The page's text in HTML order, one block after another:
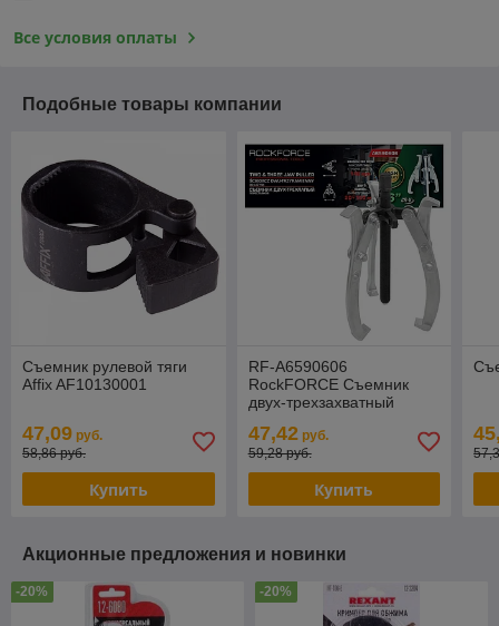
Все условия оплаты
Подобные товары компании
Съемник рулевой тяги
Affix AF10130001
47,09 руб.
58,86 руб.
Купить
RF-A6590606
RockFORCE Съемник
двух-трехзахватный
захвата 20-150мм,
глубина захвата 140мм,
47,42руб.
59,28 руб.
Купить
Акционные предложения и новинки
-20% -20%